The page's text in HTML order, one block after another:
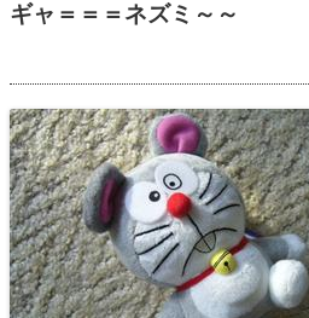
ギャ＝＝＝ネズミ～～